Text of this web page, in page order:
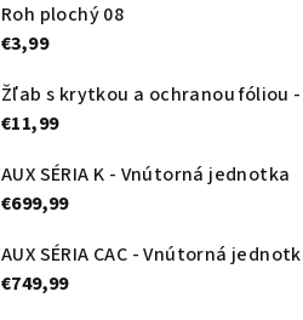
Roh plochý 08
€3,99
€11,99
AUX SÉRIA K - Vnútorná jednotka
€699,99
AUX SÉRIA CAC - Vnútorná
€749,99